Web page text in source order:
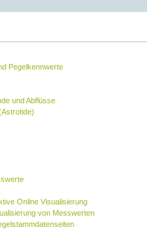
Pegelkennwerte
und Abflüsse
Online Visualisierung
von Messwerten